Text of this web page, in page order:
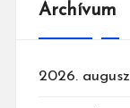
Archívum
2026.